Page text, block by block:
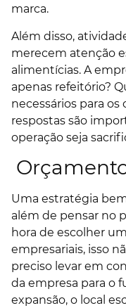
marca.
Além disso,
merecem atenção
alimentícias. A
apenas refeitório?
necessários para os
respostas são
operação seja
Uma estratégia
além de pensar no
hora de escolher
empresariais, isso
preciso levar em
da empresa para o
expansão, o local